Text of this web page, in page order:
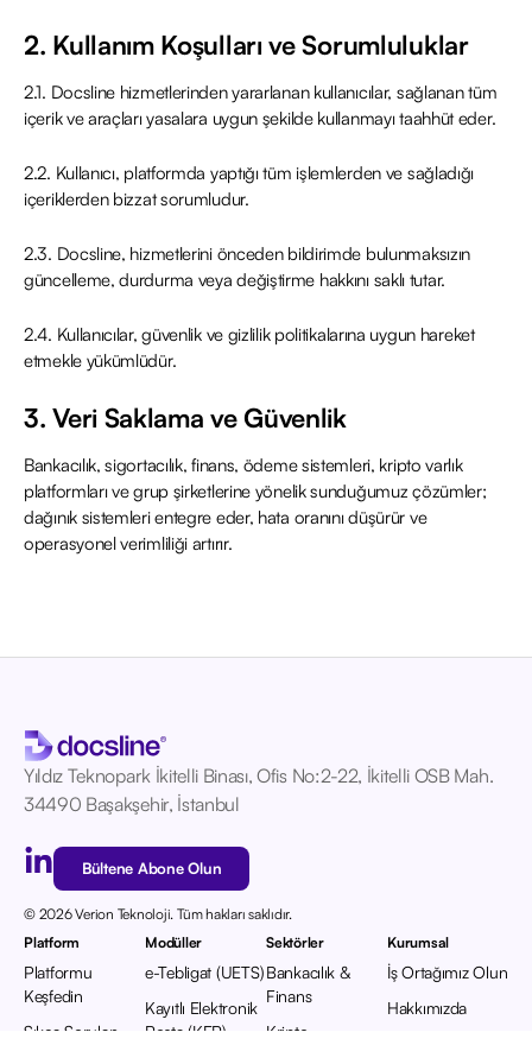
2. Kullanım Koşulları ve Sorumluluklar
2.1. Docsline hizmetlerinden yararlanan kullanıcılar, sağlanan tüm
içerik ve araçları yasalara uygun şekilde kullanmayı taahhüt eder.
2.2. Kullanıcı, platformda yaptığı tüm işlemlerden ve sağladığı
içeriklerden bizzat sorumludur.
2.3. Docsline, hizmetlerini önceden bildirimde bulunmaksızın
güncelleme, durdurma veya değiştirme hakkını saklı tutar.
2.4. Kullanıcılar, güvenlik ve gizlilik politikalarına uygun hareket
etmekle yükümlüdür.
3. Veri Saklama ve Güvenlik
Bankacılık, sigortacılık, finans, ödeme sistemleri, kripto varlık
platformları ve grup şirketlerine yönelik sunduğumuz çözümler;
dağınık sistemleri entegre eder, hata oranını düşürür ve
operasyonel verimliliği artırır.
Yıldız Teknopark İkitelli Binası, Ofis No:2-22, İkitelli OSB Mah.
34490 Başakşehir, İstanbul
Bültene Abone Olun
© 2026 Verion Teknoloji. Tüm hakları saklıdır.
Platform
Platformu
Keşfedin
Sıkça Sorulan
Modüller
e-Tebligat (UETS)
Kayıtlı Elektronik
Posta (KEP)
Sektörler
Bankacılık &
Finans
Kripto
Kurumsal
İş Ortağımız Olun
Hakkımızda